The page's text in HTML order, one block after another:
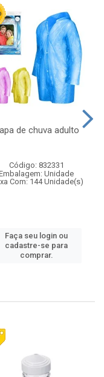
de chuva adulto
Código: 832331
Unidade
Com: 144 Unidade(s)
Faça seu login ou
cadastre-se para
comprar.